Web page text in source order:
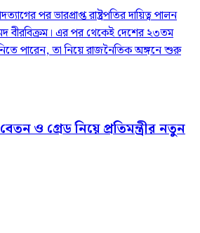
পর ভারপ্রাপ্ত রাষ্ট্রপতির দায়িত্ব পালন
বীরবিক্রম। এর পর থেকেই দেশের ২৩তম
নিতে পারেন, তা নিয়ে রাজনৈতিক অঙ্গনে শুরু
ও গ্রেড নিয়ে প্রতিমন্ত্রীর নতুন